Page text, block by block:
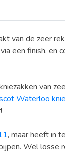
van de zeer
een finish, en
van
Waterloo
, maar heeft in
Wel losse